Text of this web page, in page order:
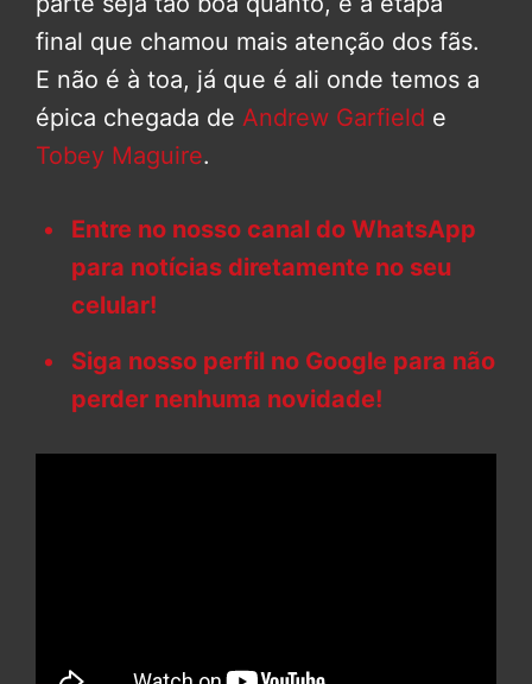
final que chamou mais atenção dos fãs.
E não é à toa, já que é ali onde temos a
épica chegada de Andrew Garfield e
Tobey Maguire.
Entre no nosso canal do WhatsApp
para notícias diretamente no seu
celular!
Siga nosso perfil no Google para não
perder nenhuma novidade!